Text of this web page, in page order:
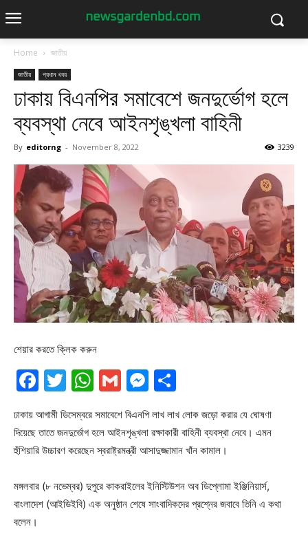
Home জাতীয়
জাতীয় প্রধান খবর
ঢাকায় বিএনপির সমাবেশে জনদুর্ভোগ হলে
ব্যবস্থা নেবে আইনশৃঙ্খলা বাহিনী
By editorng - November 8, 2022 3239
শেয়ার করতে ক্লিক করুন
Facebook
Twitter
WhatsApp
GmailMessenger
ঢাকায় আগামী ডিসেম্বরে সমাবেশে বিএনপি লাখ লাখ লোক জড়ো করার যে ঘোষণা
দিয়েছে তাতে জনদুর্ভোগ হলে আইনশৃঙ্খলা রক্ষাকারী বাহিনী ব্যবস্থা নেবে। এমন
হুঁশিয়ারি উচ্চারণ করেছেন স্বরাষ্ট্রমন্ত্রী আসাদুজ্জামান খাঁন কামাল।
মঙ্গলবার (৮ নভেম্বর) দুপুরে কাকরাইলের ইনিস্টিউশন অব ডিপ্লোমা ইঞ্জিনিয়ার্স,
বাংলাদেশ (আইডিইবি) এক অনুষ্ঠান শেষে সাংবাদিকদের প্রশ্নের জবাবে তিনি এ কথা
বলেন।